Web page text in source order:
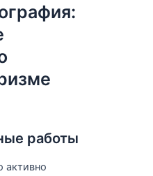
работы
активно